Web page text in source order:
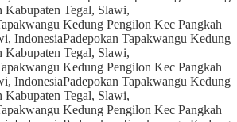
Kabupaten Tegal, Slawi,
Kedung Pengilon Kec Pangkah
IndonesiaPadepokan Tapakwangu Kedung
Kabupaten Tegal, Slawi,
Kedung Pengilon Kec Pangkah
IndonesiaPadepokan Tapakwangu Kedung
Kabupaten Tegal, Slawi,
Kedung Pengilon Kec Pangkah